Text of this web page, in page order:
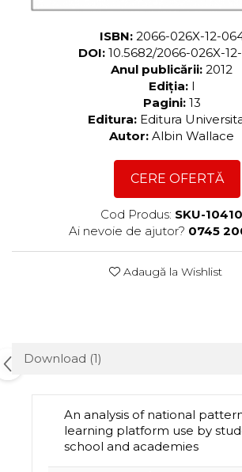
ISBN: 2066-026X-12-
DOI: 10.5682/2066-026X-
Anul publicării: 2012
Ediția: I
Pagini: 13
Editura: Editura
Autor: Albin Wallace
CERE OFERTĂ
Cod Produs: SKU-10410
Ai nevoie de ajutor? 0745
Adaugă la Wishlist
Download (1)
An analysis of national
learning platform use by
school and academies